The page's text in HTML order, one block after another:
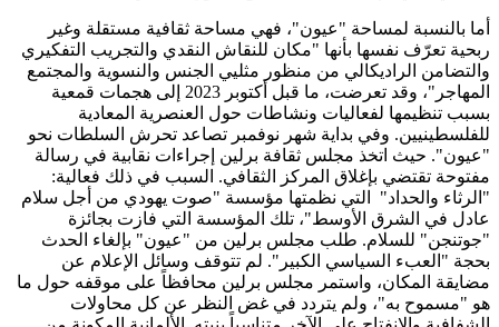
أما بالنسبة لمساحة "عيون"، فهي مساحة ثقافية مستقلة وغير
ربحية تعرّف نفسها بأنها "مكان للنقاش النقدي والتجريب التفكيري
والتضامن الراديكالي من منظور مثليي الجنس والنسوية والمجتمع
المهاجر"، وقد تعرضت، ما قبل أكتوبر 2023 إلى هجمات قمعية
بسبب تنظيمها لفعاليات ونشاطات حول العنصرية المعادية
للفلسطينيين. وفي بداية شهر نوفمبر تصاعد تحرش السلطات نحو
"عيون". حيث اتخذ مجلس ثقافة برلين إجراءات نقابية في رسالة
مفتوحة تقتضي بإغلاق المركز الثقافي. السبب في ذلك فعالية:
"الرثاء والحداد" التي نظمتها مؤسسة "صوت يهودي من أجل سلام
عادل في الشرق الأوسط"، تلك المؤسسة التي فازت بجائزة
"جوتنجن" للسلام. طلب مجلس برلين من "عيون" بإلغاء الحدث
بحجة "العبء السياسي الكبير". لم تتوقف وسائل الإعلام عن
مضايقة المكان، واستمر مجلس برلين محافظاً على موقفه حول ما
هو "مسموح به"، ولم يتردد في غض النظر عن كل محاولات